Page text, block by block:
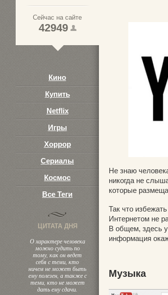
Сейчас на сайте
42949
Кино
Купить
Netflix
Игры
Хоррор
Сериалы
Космос
Все Теги
ЦИТАТА ДНЯ
О характере человека
можно судить по
тому, как он ведет
себя с теми, кто
ничем не может быть
ему полезен, а также с
теми, кто не может
дать ему сдачи.
Не знаю
никогда не
которые
Так что
Интернетом не
В общем, здесь
информация
Музыка